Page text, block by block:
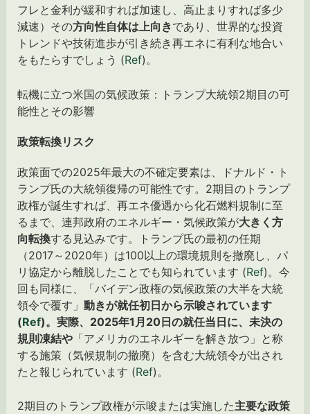
フレと金利が緩和すれば加速し、高止まりすれば多少
減速）その方向性自体は上向きであり、世界的な投資
トレンドや技術進歩が引き続き再エネに有利な地合い
をもたらすでしょう (Ref)。
転機に立つ米国の気候政策：トランプ大統領2期目の可
能性とその影響
政策転換リスク
政策面での2025年最大の不確定要素は、ドナルド・ト
ランプ氏の大統領復帰の可能性です。2期目のトランプ
政権が誕生すれば、再エネ優遇から化石燃料規制に至
るまで、連邦政府のエネルギー・気候政策が大きく方
向転換する見込みです。トランプ氏の最初の任期
（2017～2020年）は100以上の環境規則を撤廃し、パ
リ協定から離脱したことでも知られています (Ref)。今
回も同様に、「バイデン政権の気候政策の大半を大統
領令で覆す」 動きが就任初日から示唆されています
(Ref)。実際、2025年1月20日の就任当日に、未決の
規則凍結や「アメリカのエネルギーを解き放つ」と称
する施策（気候規制の撤廃）を含む大統領令が出され
たと報じられています (Ref)。
2期目のトランプ政権が示唆または実施した主要な政策